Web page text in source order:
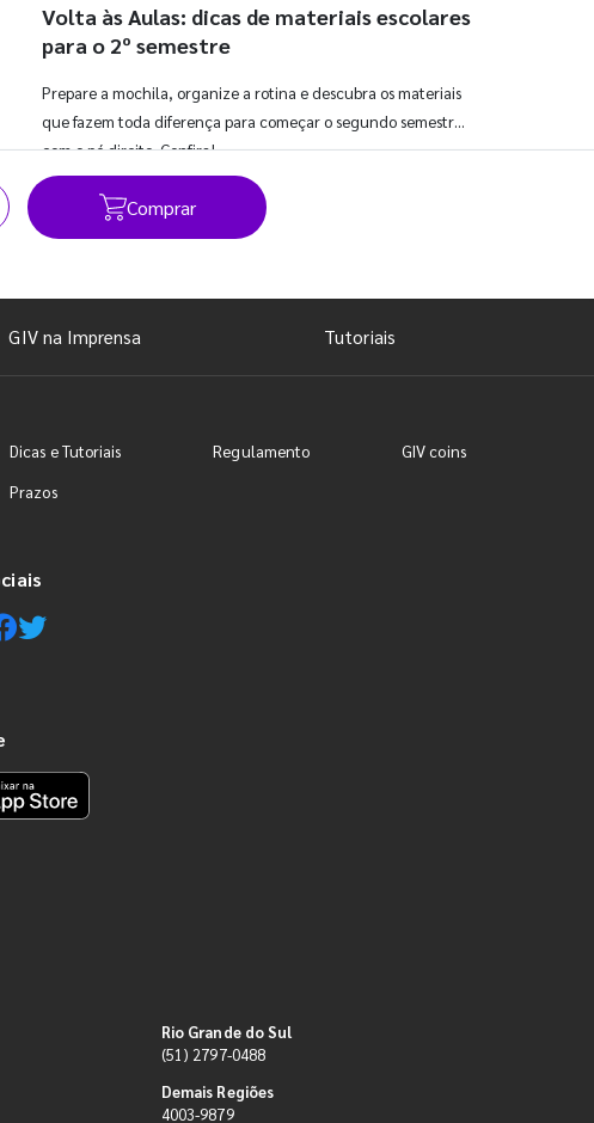
Volta às Aulas: dicas de materiais escolares
para o 2º semestre
Prepare a mochila, organize a rotina e descubra os materiais
que fazem toda diferença para começar o segundo semestre
com o pé direito. Confira!
Comprar
GIV na Imprensa Tutoriais
Dicas e Tutoriais Regulamento
GIV coins
Prazos
Rio Grande do Sul
(51) 2797-0488
Demais Regiões
4003-9879